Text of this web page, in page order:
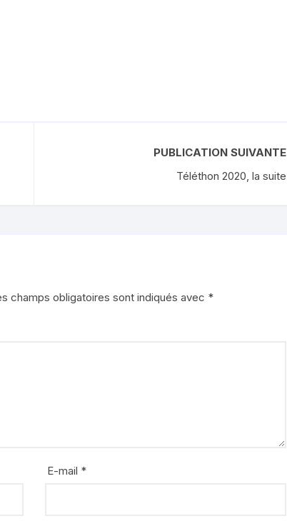
PUBLICATION SUIVANTE
Téléthon 2020, la suite
champs obligatoires sont indiqués avec *
E-mail *